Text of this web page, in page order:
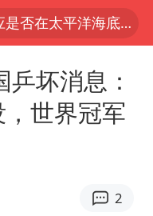
台风白海豚影响中国已成定局
分钟轰2球
五粮液渠道价一箱上涨近百元
宇树科技王兴兴身家有望超200亿元
坏消息：
世界冠军
2